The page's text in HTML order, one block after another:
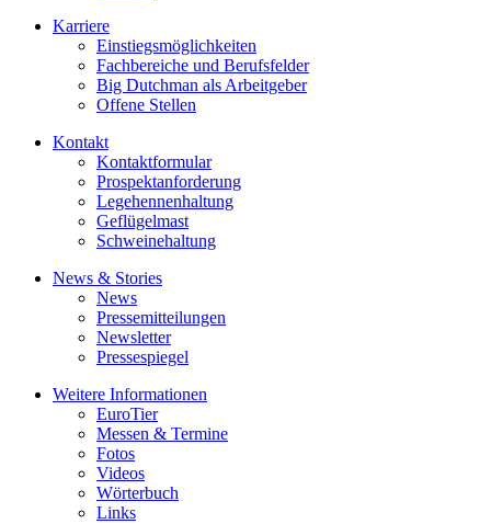
Karriere
Einstiegsmöglichkeiten
Fachbereiche und Berufsfelder
Big Dutchman als Arbeitgeber
Offene Stellen
Kontakt
Kontaktformular
Prospektanforderung
Legehennenhaltung
Geflügelmast
Schweinehaltung
News & Stories
News
Pressemitteilungen
Newsletter
Pressespiegel
Weitere Informationen
EuroTier
Messen & Termine
Fotos
Videos
Wörterbuch
Links